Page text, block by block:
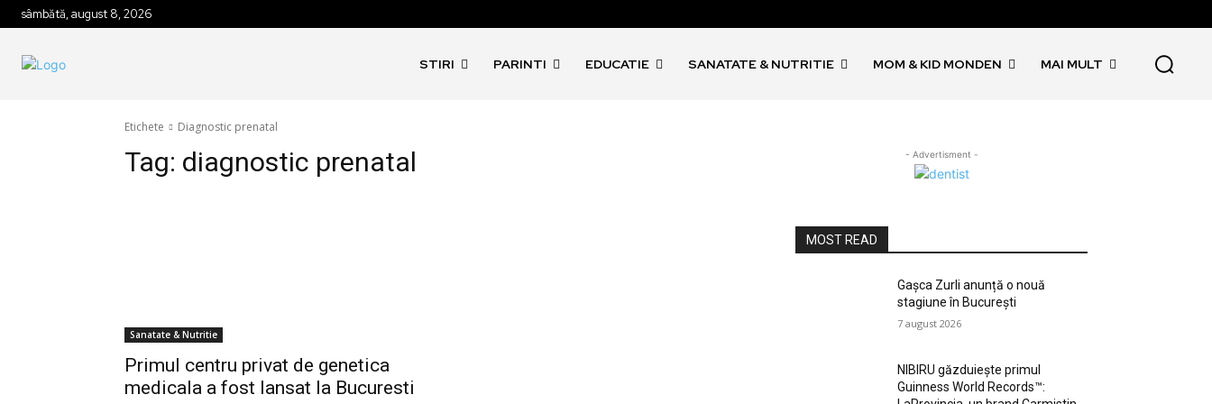
sâmbătă, august 8, 2026
STIRI PARINTI EDUCATIE SANATATE & NUTRITIE MOM & KID MONDEN MAI MULT
Etichete Diagnostic prenatal
Tag: diagnostic prenatal
Sanatate & Nutritie
Primul centru privat de genetica
medicala a fost lansat la Bucuresti
- Advertisment -
MOST READ
Gașca Zurli anunță o nouă
stagiune în București
7 august 2026
NIBIRU găzduiește primul
Guinness World Records™️: